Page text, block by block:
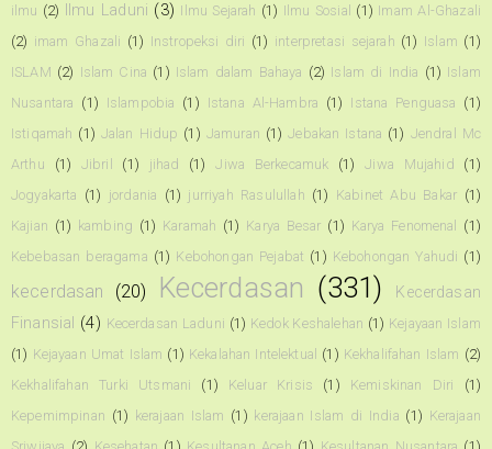
ilmu (2) Ilmu Laduni (3) Ilmu Sejarah (1) Ilmu Sosial (1) Imam Al-Ghazali
(2) imam Ghazali (1) Instropeksi diri (1) interpretasi sejarah (1) Islam (1)
ISLAM (2) Islam Cina (1) Islam dalam Bahaya (2) Islam di India (1) Islam
Nusantara (1) Islampobia (1) Istana Al-Hambra (1) Istana Penguasa (1)
Istiqamah (1) Jalan Hidup (1) Jamuran (1) Jebakan Istana (1) Jendral Mc
Arthu
(1) Jibril (1) jihad (1) Jiwa Berkecamuk (1) Jiwa Mujahid
(1)
Jogyakarta (1) jordania (1) jurriyah Rasulullah (1) Kabinet Abu Bakar (1)
Kajian (1) kambing (1) Karamah (1) Karya Besar (1) Karya Fenomenal
(1)
Kebebasan beragama (1) Kebohongan Pejabat (1) Kebohongan Yahudi (1)
kecerdasan (20) Kecerdasan (331)
Kecerdasan
Finansial (4) Kecerdasan Laduni (1) Kedok Keshalehan (1) Kejayaan Islam
(1) Kejayaan Umat Islam (1) Kekalahan Intelektual (1) Kekhalifahan Islam (2)
Kekhalifahan Turki Utsmani
(1) Keluar Krisis (1) Kemiskinan Diri
(1)
Kepemimpinan (1) kerajaan Islam (1) kerajaan Islam di India (1) Kerajaan